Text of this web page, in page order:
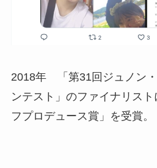
2018年 「第31回ジュノン
ンテスト」のファイナリス
フプロデュース賞」を受賞。